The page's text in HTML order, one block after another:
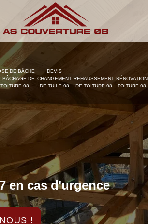
DE BÂCHE
BÂCHAGE DE
TOITURE 08
DEVIS
CHANGEMENT
DE TUILE 08
REHAUSSEMENT
DE TOITURE 08
RÉNOVATION
TOITURE 08
en cas d'urgence
!